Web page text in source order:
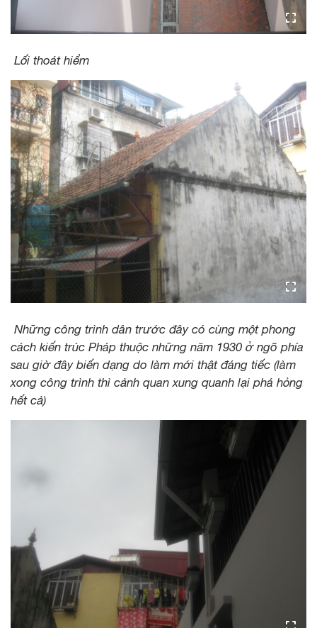
Lối thoát hiểm
Những công trình dân trước đây có cùng một phong
cách kiến trúc Pháp thuộc những năm 1930 ở ngõ phía
sau giờ đây biến dạng do làm mới thật đáng tiếc (làm
xong công trình thì cảnh quan xung quanh lại phá hỏng
hết cả)